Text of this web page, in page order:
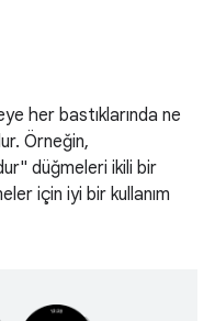
her bastıklarında ne
Örneğin,
düğmeleri ikili bir
için iyi bir kullanım